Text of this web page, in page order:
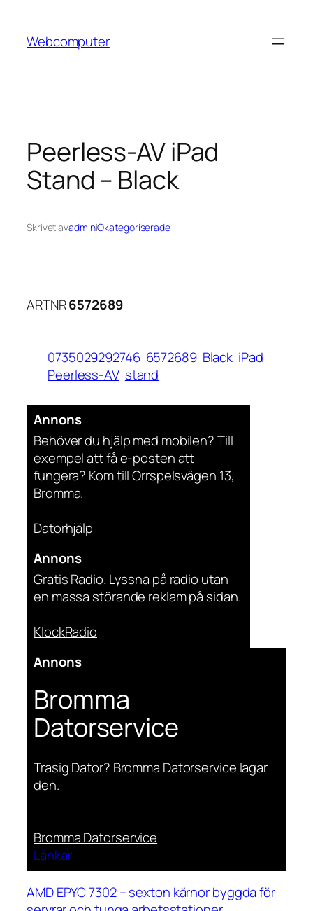
innehåll
Webcomputer
Peerless-AV iPad
Stand – Black
Skrivet avadminiOkategoriserade
ARTNR6572689
0735029292746 6572689 Black iPad
Peerless-AV stand
Annons
Behöver du hjälp med mobilen? Till
exempel att få e-posten att
fungera? Kom till Orrspelsvägen 13,
Bromma.
Datorhjälp
Annons
Gratis Radio. Lyssna på radio utan
en massa störande reklam på sidan.
KlockRadio
Annons
Bromma
Datorservice
Trasig Dator? Bromma Datorservice lagar
den.
Bromma Datorservice
Länkar
AMD EPYC 7302 – sexton kärnor byggda för